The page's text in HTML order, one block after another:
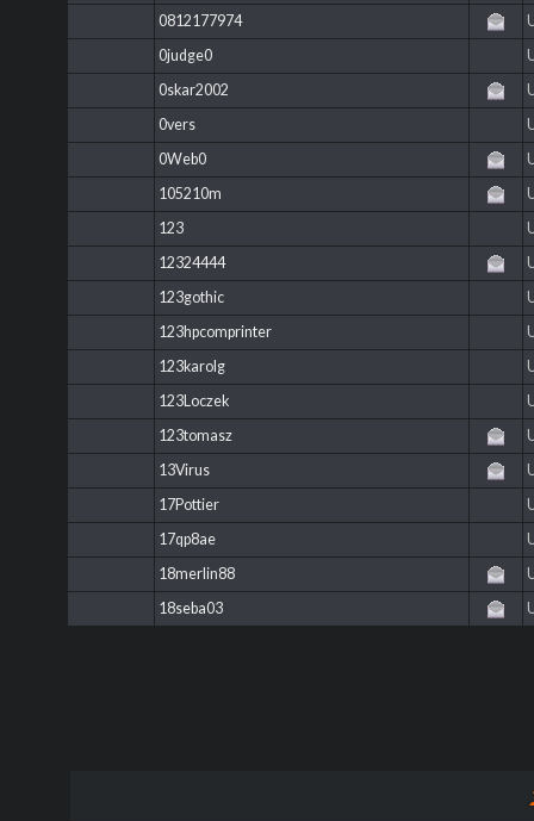
0812177974
0judge0
0skar2002
0vers
0Web0
105210m
123
12324444
123gothic
123hpcomprinter
123karolg
123Loczek
123tomasz
13Virus
17Pottier
17qp8ae
18merlin88
18seba03